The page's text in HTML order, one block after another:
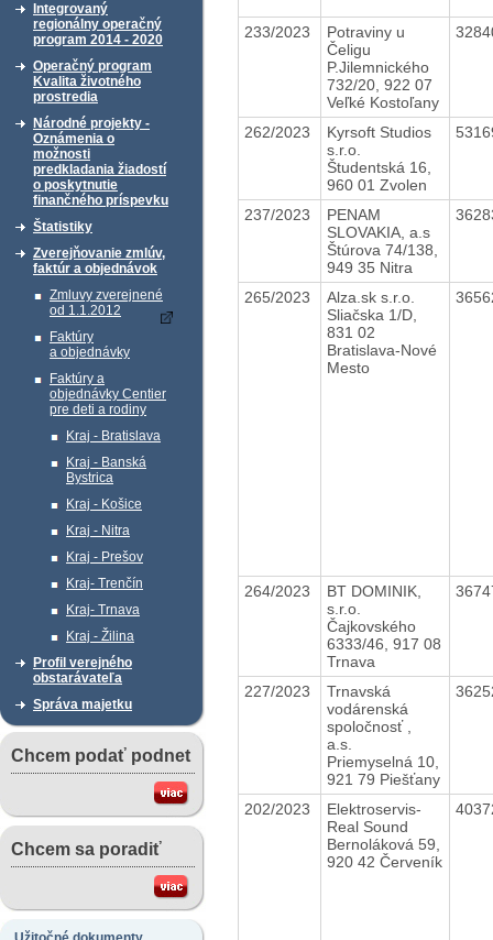
Integrovaný
regionálny operačný
program 2014 - 2020
Operačný program
Kvalita životného
prostredia
Národné projekty -
Oznámenia o
možnosti
predkladania žiadostí
o poskytnutie
finančného príspevku
Štatistiky
Zverejňovanie zmlúv,
faktúr a objednávok
Zmluvy zverejnené
od 1.1.2012
Faktúry
a objednávky
Faktúry a
objednávky Centier
pre deti a rodiny
Kraj - Bratislava
Kraj - Banská
Bystrica
Kraj - Košice
Kraj - Nitra
Kraj - Prešov
Kraj- Trenčín
Kraj- Trnava
Kraj - Žilina
Profil verejného
obstarávateľa
Správa majetku
Chcem podať podnet
Chcem sa poradiť
233/2023
Potraviny u
Čeligu
P.Jilemnického
732/20, 922 07
Veľké Kostoľany
262/2023
Kyrsoft Studios
s.r.o.
Študentská 16,
960 01 Zvolen
237/2023
PENAM
SLOVAKIA, a.s
Štúrova 74/138,
949 35 Nitra
265/2023
Alza.sk s.r.o.
Sliačska 1/D,
831 02
Bratislava-Nové
Mesto
264/2023
BT DOMINIK,
s.r.o.
Čajkovského
6333/46, 917 08
Trnava
227/2023
Trnavská
vodárenská
spoločnosť ,
a.s.
Priemyselná 10,
921 79 Piešťany
202/2023
Elektroservis-
Real Sound
Bernoláková 59,
920 42 Červeník